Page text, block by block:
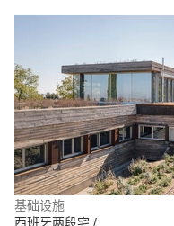
基础设施
西班牙两段宅 /